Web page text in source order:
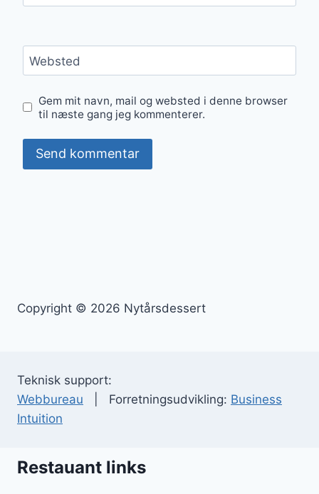
Websted
Gem mit navn, mail og websted i denne browser
til næste gang jeg kommenterer.
Copyright © 2026 Nytårsdessert
Teknisk support:
Webbureau | Forretningsudvikling: Business
Intuition
Restauant links